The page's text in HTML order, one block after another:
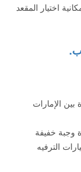
اختيار المقعد
بين الإمارات
وجبة خفيفة
الترفيه